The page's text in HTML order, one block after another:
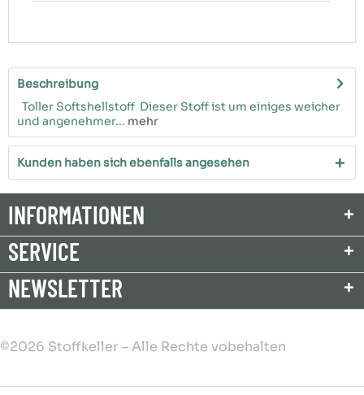
Beschreibung
Toller Softshellstoff Dieser Stoff ist um einiges weicher
und angenehmer... mehr
Kunden haben sich ebenfalls angesehen
INFORMATIONEN
SERVICE
NEWSLETTER
©2026 Stoffkeller – Alle Rechte vobehalten